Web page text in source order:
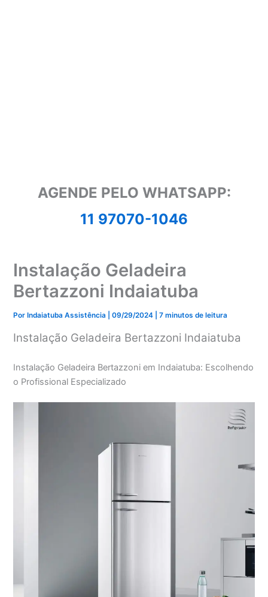
AGENDE PELO WHATSAPP:
11 97070-1046
Instalação Geladeira
Bertazzoni Indaiatuba
Por Indaiatuba Assistência |09/29/2024 |7 minutos de leitura
Instalação Geladeira Bertazzoni Indaiatuba
Instalação Geladeira Bertazzoni em Indaiatuba: Escolhendo
o Profissional Especializado